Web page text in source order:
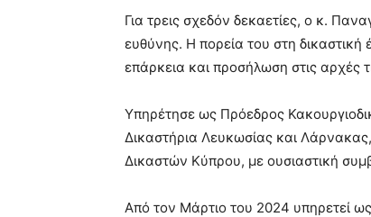
Για τρεις σχεδόν δεκαετίες, ο κ.
ευθύνης. Η πορεία του στη
επάρκεια και προσήλωση στις αρχές
Υπηρέτησε ως Πρόεδρος
Δικαστήρια Λευκωσίας και
Δικαστών Κύπρου, με ουσιαστική
Από τον Μάρτιο του 2024 υπηρετεί